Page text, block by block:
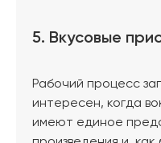
5. Вкусовые
Рабочий процесс
интересен, когда
имеют единое